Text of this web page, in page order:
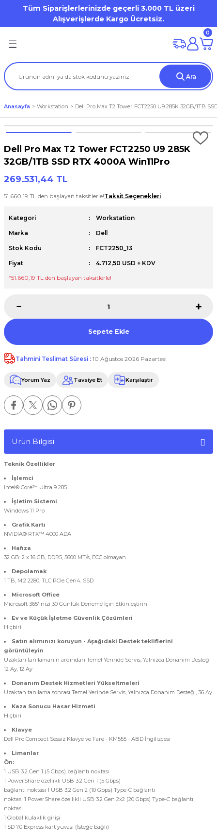
Tüm Siparişlerlerinizde geçerli 3.000 TL üzeri
Alışverişlerde Kargo Ücretsiz.
Geri Dön
7000 Series
/ Vostro / Inspiron Business
3000 Series
5000 Series
/ XPS+GPU
Geri Dön
Dell Pro Micro / Micro Form Factor MFF
Small Form Factor
Tower
Geri Dön
Desktop Workstation
DELL Precision WS
Mobile Workstation
Dell Precision Workstation
HP ZBook WorkStation
Geri Dön
Geri Dön
Geri Dön
Geri Dön
Geri Dön
Geri Dön
Geri Dön
Point
Ara
0
Anasayfa Workstation Dell Pro Max T2 Tower FCT2250 U9 285K 32GB/1TB
Dell Pro Max T2 Tower FCT2250 U9 285K
32GB/1TB SSD RTX 4000A Win11Pro
269.531,44 TL
51.660,19 TL den başlayan taksitlerle!Taksit Seçenekleri
Kategori Workstation
Marka Dell
Stok Kodu FCT2250_13
Fiyat
4.712,50 USD + KDV
*51.660,19 TL den başlayan taksitlerle!
Sepete Ekle
Tahmini Teslimat Süresi : 10 Ağustos 2026 Pazartesi
Yorum Yaz Tavsiye Et Karşılaştır
Ürün Bilgisi
Teknik Özellikler
İşlemci
Intel® Core™ Ultra 9 285
İşletim Sistemi
Windows 11 Pro
Grafik Kartı
NVIDIA® RTX™ 4000 ADA
Hafıza
32 GB: 2 x 16 GB, DDR5, 5600 MT/s, ECC olmayan
Depolamak
1 TB, M.2 2280, TLC PCIe Gen4, SSD
Microsoft Office
Microsoft 365'inizi 30 Günlük Deneme İçin Etkinleştirin
Ev ve Küçük İşletme Güvenlik Çözümleri
Hiçbiri
Satın alımınızı koruyun - Aşağıdaki Destek tekliflerini
görüntüleyin
Uzaktan tanılamanın ardından Temel Yerinde Servis, Yalnızca Donanım Desteği
12 Ay, 12 Ay
Donanım Destek Hizmetleri Yükseltmeleri
Uzaktan tanılama sonrası Temel Yerinde Servis, Yalnızca Donanım Desteği, 36 Ay
Kaza Sonucu Hasar Hizmeti
Hiçbiri
Klavye
Dell Pro Compact Sessiz Klavye ve Fare - KM555 - ABD İngilizcesi
Limanlar
Ön:
1 USB 3.2 Gen 1 (5 Gbps) bağlantı noktası
1 PowerShare özellikli USB 3.2 Gen 1 (5 Gbps)
bağlantı noktası 1 USB 3.2 Gen 2 (10 Gbps) Type-C bağlantı
noktası 1 PowerShare özellikli USB 3.2 Gen 2x2 (20 Gbps) Type-C bağlantı
noktası
1 Global kulaklık girişi
1 SD 7.0 Express kart yuvası (İsteğe bağlı)